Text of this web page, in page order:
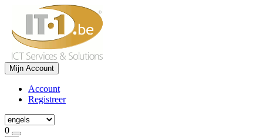
Mijn Account
Account
Registreer
0